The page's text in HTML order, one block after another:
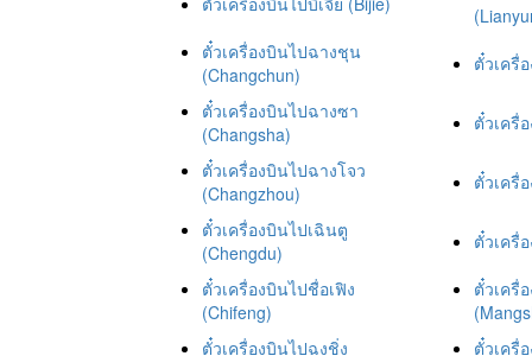
ตั๋วเครื่องบินไปฉางชุน
(Changchun)
ตั๋วเครื่
ตั๋วเครื่องบินไปฉางซา
(Changsha)
ตั๋วเครื่
ตั๋วเครื่องบินไปฉางโจว
(Changzhou)
ตั๋วเครื่
ตั๋วเครื่องบินไปเฉินตู
(Chengdu)
ตั๋วเครื่
ตั๋วเครื่องบินไปชื่อเฟิง
(Chifeng)
ตั๋วเครื่
ตั๋วเครื่องบินไปฉงชิ่ง
ตั๋วเครื่